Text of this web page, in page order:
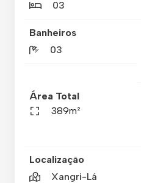
03
Banheiros
03
Área Total
389m²
Localização
Xangri-Lá